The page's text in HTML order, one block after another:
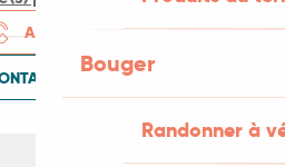
Bouger
Randonner à
APPELER
NOUS